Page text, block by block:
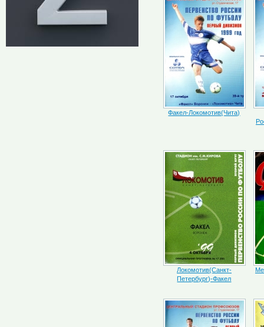
Факел-Локомотив(Чита)
Локомотив(Санкт-
Петербург)-Факел